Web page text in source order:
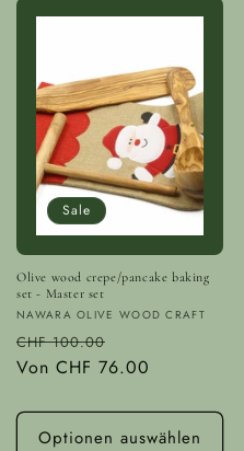
Sale
Olive wood crepe/pancake baking
set - Master set
Anbieter:
NAWARA OLIVE WOOD CRAFT
Normaler
Preis
CHF 100.00
Von CHF 76.00
Optionen auswählen